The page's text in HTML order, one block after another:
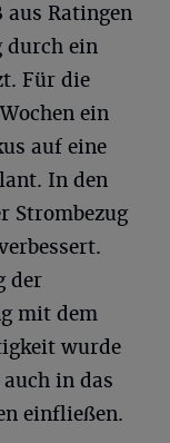
Ratingen
durch ein
Für die
ein
auf eine
In den
Strombezug
der
mit dem
wurde
in das
einfließen.